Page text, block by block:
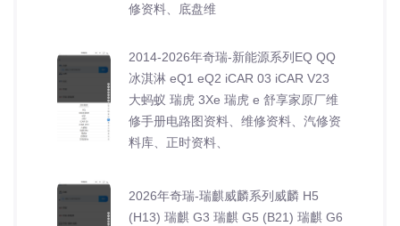
修资料、底盘维
2014-2026年奇瑞-新能源系列EQ QQ
冰淇淋 eQ1 eQ2 iCAR 03 iCAR V23
大蚂蚁 瑞虎 3Xe 瑞虎 e 舒享家原厂维
修手册电路图资料、维修资料、汽修资
料库、正时资料、
2026年奇瑞-瑞麒威麟系列威麟 H5
(H13) 瑞麒 G3 瑞麒 G5 (B21) 瑞麒 G6